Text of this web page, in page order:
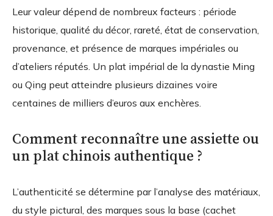
Leur valeur dépend de nombreux facteurs : période
historique, qualité du décor, rareté, état de conservation,
provenance, et présence de marques impériales ou
d’ateliers réputés. Un plat impérial de la dynastie Ming
ou Qing peut atteindre plusieurs dizaines voire
centaines de milliers d’euros aux enchères.
Comment reconnaître une assiette ou
un plat chinois authentique ?
L’authenticité se détermine par l’analyse des matériaux,
du style pictural, des marques sous la base (cachet